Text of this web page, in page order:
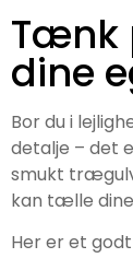
Tænk
dine
Bor du i
detalje – det
smukt
kan tælle
Her er et godt